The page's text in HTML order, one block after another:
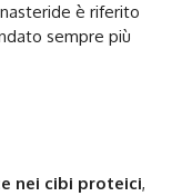
è riferito
sempre più
nei cibi proteici,